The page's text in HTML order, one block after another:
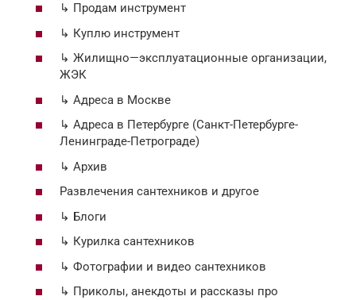
↳ Продам инструмент
↳ Куплю инструмент
↳ Жилищно—эксплуатационные организации,
ЖЭК
↳ Адреса в Москве
↳ Адреса в Петербурге (Санкт-Петербурге-
Ленинграде-Петрограде)
↳ Архив
Развлечения сантехников и другое
↳ Блоги
↳ Курилка сантехников
↳ Фотографии и видео сантехников
↳ Приколы, анекдоты и рассказы про